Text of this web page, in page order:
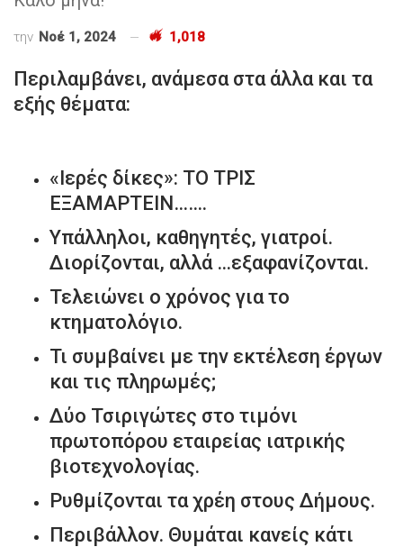
την Νοέ 1, 2024 1,018
Περιλαμβάνει, ανάμεσα στα άλλα και τα
εξής θέματα:
«Ιερές δίκες»: ΤΟ ΤΡΙΣ
ΕΞΑΜΑΡΤΕΙΝ…….
Υπάλληλοι, καθηγητές, γιατροί.
Διορίζονται, αλλά …εξαφανίζονται.
Τελειώνει ο χρόνος για το
κτηματολόγιο.
Τι συμβαίνει με την εκτέλεση έργων
και τις πληρωμές;
Δύο Τσιριγώτες στο τιμόνι
πρωτοπόρου εταιρείας ιατρικής
βιοτεχνολογίας.
Ρυθμίζονται τα χρέη στους Δήμους.
Περιβάλλον. Θυμάται κανείς κάτι